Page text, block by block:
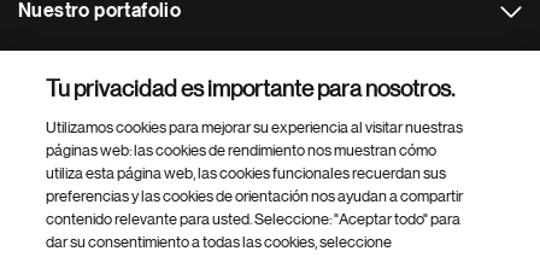
Nuestro portafolio
Footer Site Search
Tu privacidad es importante para nosotros.
Utilizamos cookies para mejorar su experiencia al visitar nuestras
páginas web: las cookies de rendimiento nos muestran cómo
utiliza esta página web, las cookies funcionales recuerdan sus
preferencias y las cookies de orientación nos ayudan a compartir
contenido relevante para usted. Seleccione: "Aceptar todo" para
dar su consentimiento a todas las cookies, seleccione